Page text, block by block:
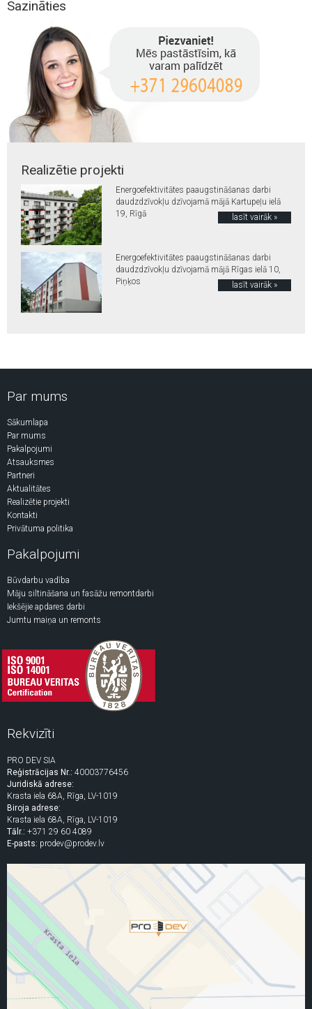
Sazināties
Realizētie projekti
Energoefektivitātes paaugstināšanas darbi
daudzdzīvokļu dzīvojamā mājā Kartupeļu ielā
19, Rīgā
lasīt vairāk »
Energoefektivitātes paaugstināšanas darbi
daudzdzīvokļu dzīvojamā mājā Rīgas ielā 10,
Piņķos
lasīt vairāk »
Par mums
Sākumlapa
Par mums
Pakalpojumi
Atsauksmes
Partneri
Aktualitātes
Realizētie projekti
Kontakti
Privātuma politika
Pakalpojumi
Būvdarbu vadība
Māju siltināšana un fasāžu remontdarbi
Iekšējie apdares darbi
Jumtu maiņa un remonts
Rekvizīti
PRO DEV SIA
Reģistrācijas Nr.: 40003776456
Juridiskā adrese:
Krasta iela 68A, Rīga, LV-1019
Biroja adrese:
Krasta iela 68A, Rīga, LV-1019
Tālr.: +371 29 60 4089
E-pasts: prodev@prodev.lv